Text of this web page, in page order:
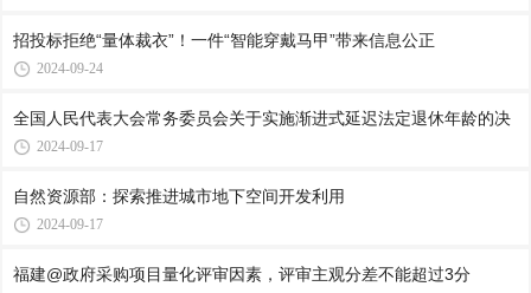
招投标拒绝“量体裁衣”！一件“智能穿戴马甲”带来信息公正
2024-09-24
全国人民代表大会常务委员会关于实施渐进式延迟法定退休年龄的决
2024-09-17
自然资源部：探索推进城市地下空间开发利用
2024-09-17
福建@政府采购项目量化评审因素，评审主观分差不能超过3分